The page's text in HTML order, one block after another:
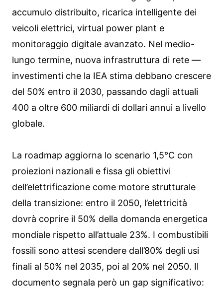
accumulo distribuito, ricarica intelligente dei
veicoli elettrici, virtual power plant e
monitoraggio digitale avanzato. Nel medio-
lungo termine, nuova infrastruttura di rete —
investimenti che la IEA stima debbano crescere
del 50% entro il 2030, passando dagli attuali
400 a oltre 600 miliardi di dollari annui a livello
globale.
La roadmap aggiorna lo scenario 1,5°C con
proiezioni nazionali e fissa gli obiettivi
dell’elettrificazione come motore strutturale
della transizione: entro il 2050, l’elettricità
dovrà coprire il 50% della domanda energetica
mondiale rispetto all’attuale 23%. I combustibili
fossili sono attesi scendere dall’80% degli usi
finali al 50% nel 2035, poi al 20% nel 2050. Il
documento segnala però un gap significativo: